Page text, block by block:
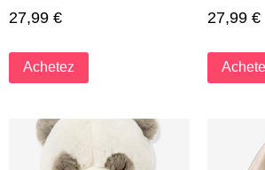
27,99 €
Achetez
27,99 €